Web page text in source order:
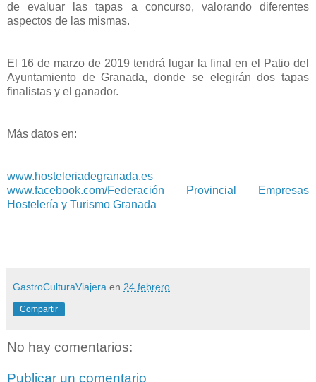
de evaluar las tapas a concurso, valorando diferentes
aspectos de las mismas.
El 16 de marzo de 2019 tendrá lugar la final en el Patio del
Ayuntamiento de Granada, donde se elegirán dos tapas
finalistas y el ganador.
Más datos en:
www.hosteleriadegranada.es
www.facebook.com/Federación Provincial Empresas
Hostelería y Turismo Granada
GastroCulturaViajera en 24 febrero
Compartir
No hay comentarios:
Publicar un comentario